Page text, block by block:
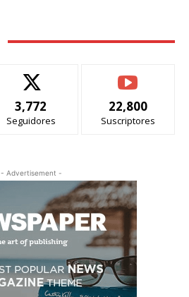
3,772
Seguidores
22,800
Suscriptores
- Advertisement -